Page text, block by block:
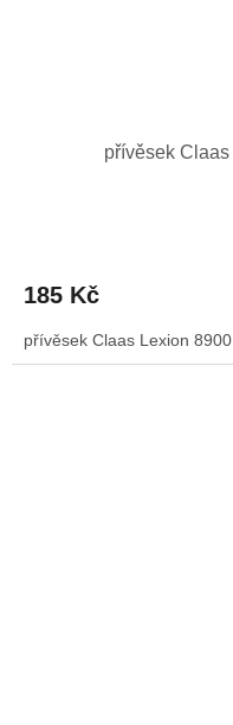
přívěsek
185 Kč
přívěsek Claas Lexion